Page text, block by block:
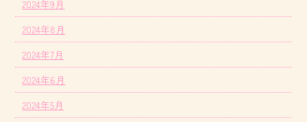
2024年9月
2024年8月
2024年7月
2024年6月
2024年5月